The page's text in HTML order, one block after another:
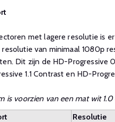
met lagere resolutie is
resolutie van minimaal 1080p
Dit zijn de HD-Progressive
1.1 Contrast en HD-
is voorzien van een mat wit 1.0
Resolutie